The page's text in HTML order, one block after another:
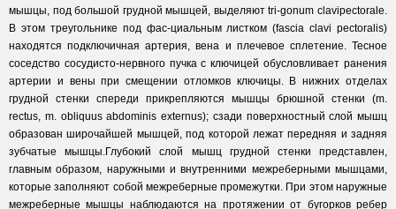
мышцы, под большой грудной мышцей, выделяют tri-gonum clavipectorale.
В этом треугольнике под фас-циальным листком (fascia clavi pectoralis)
находятся подключичная артерия, вена и плечевое сплетение. Тесное
соседство сосудисто-нервного пучка с ключицей обусловливает ранения
артерии и вены при смещении отломков ключицы. В нижних отделах
грудной стенки спереди прикрепляются мышцы брюшной стенки (m.
rectus, m. obliquus abdominis externus); сзади поверхностный слой мышц
образован широчайшей мышцей, под которой лежат передняя и задняя
зубчатые мышцы.Глубокий слой мышц грудной стенки представлен,
главным образом, наружными и внутренними межреберными мышцами,
которые заполняют собой межреберные промежутки. При этом наружные
межреберные мышцы наблюдаются на протяжении от бугорков ребер